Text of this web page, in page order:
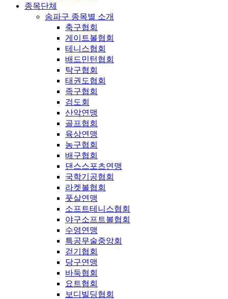
종목단체
송파구 종목별 소개
축구협회
게이트볼협회
테니스협회
배드민턴협회
탁구협회
태권도협회
족구협회
검도회
산악연맹
골프협회
육상연맹
농구협회
배구협회
댄스스포츠연맹
국학기공협회
라켓볼협회
풋살연맹
소프트테니스협회
야구소프트볼협회
수영연맹
특공무술중앙회
걷기협회
당구연맹
바둑협회
요트협회
보디빌딩협회